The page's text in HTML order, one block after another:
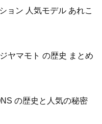
ョン 人気モデル あれこ
ヤマモト の歴史 まとめ
の歴史と人気の秘密